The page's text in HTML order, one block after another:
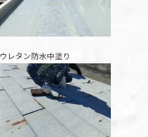
ウレタン防水中塗り